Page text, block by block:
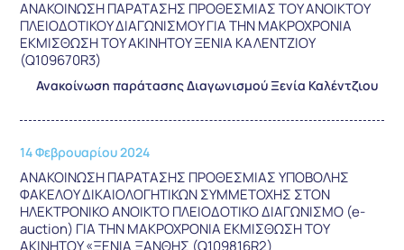
ΑΝΑΚΟΙΝΩΣΗ ΠΑΡΑΤΑΣΗΣ ΠΡΟΘΕΣΜΙΑΣ ΤΟΥ ΑΝΟΙΚΤΟΥ
ΠΛΕΙΟΔΟΤΙΚΟΥ ΔΙΑΓΩΝΙΣΜΟΥ ΓΙΑ ΤΗΝ ΜΑΚΡΟΧΡΟΝΙΑ
ΕΚΜΙΣΘΩΣΗ ΤΟΥ ΑΚΙΝΗΤΟΥ ΞΕΝΙΑ ΚΑΛΕΝΤΖΙΟΥ
(Q109670R3)
Ανακοίνωση παράτασης Διαγωνισμού Ξενία Καλέντζιου
14 Φεβρουαρίου 2024
ΑΝΑΚΟΙΝΩΣΗ ΠΑΡΑΤΑΣΗΣ ΠΡΟΘΕΣΜΙΑΣ ΥΠΟΒΟΛΗΣ
ΦΑΚΕΛΟΥ ΔΙΚΑΙΟΛΟΓΗΤΙΚΩΝ ΣΥΜΜΕΤΟΧΗΣ ΣΤΟΝ
ΗΛΕΚΤΡΟΝΙΚΟ ΑΝΟΙΚΤΟ ΠΛΕΙΟΔΟΤΙΚΟ ΔΙΑΓΩΝΙΣΜΟ (e-
auction) ΓΙΑ ΤΗΝ ΜΑΚΡΟΧΡΟΝΙΑ ΕΚΜΙΣΘΩΣΗ ΤΟΥ
ΑΚΙΝΗΤΟΥ «ΞΕΝΙΑ ΞΑΝΘΗΣ (Q109816R2)